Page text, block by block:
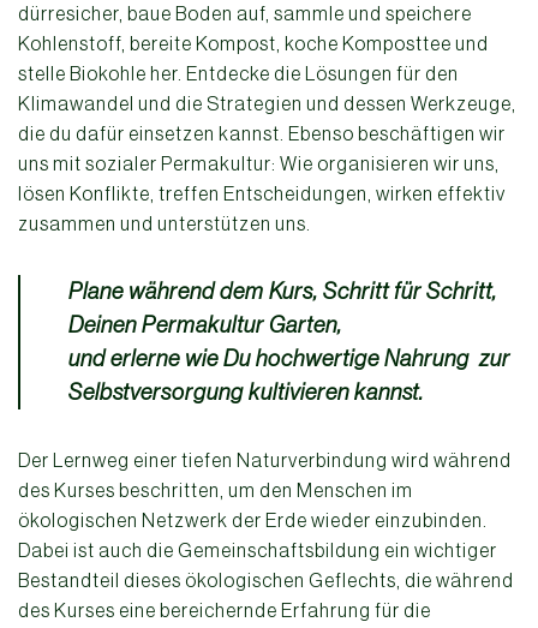
dürresicher, baue Boden auf, sammle und speichere
Kohlenstoff, bereite Kompost, koche Komposttee und
stelle Biokohle her. Entdecke die Lösungen für den
Klimawandel und die Strategien und dessen Werkzeuge,
die du dafür einsetzen kannst. Ebenso beschäftigen wir
uns mit sozialer Permakultur: Wie organisieren wir uns,
lösen Konflikte, treffen Entscheidungen, wirken effektiv
zusammen und unterstützen uns.
Plane während dem Kurs, Schritt für Schritt,
Deinen Permakultur Garten,
und erlerne wie Du hochwertige Nahrung zur
Selbstversorgung kultivieren kannst.
Der Lernweg einer tiefen Naturverbindung wird während
des Kurses beschritten, um den Menschen im
ökologischen Netzwerk der Erde wieder einzubinden.
Dabei ist auch die Gemeinschaftsbildung ein wichtiger
Bestandteil dieses ökologischen Geflechts, die während
des Kurses eine bereichernde Erfahrung für die